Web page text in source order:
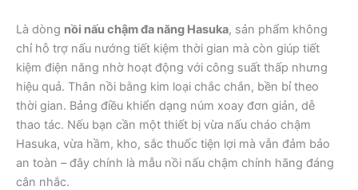
Là dòng nồi nấu chậm đa năng Hasuka, sản phẩm không
chỉ hỗ trợ nấu nướng tiết kiệm thời gian mà còn giúp tiết
kiệm điện năng nhờ hoạt động với công suất thấp nhưng
hiệu quả. Thân nồi bằng kim loại chắc chắn, bền bỉ theo
thời gian. Bảng điều khiển dạng núm xoay đơn giản, dễ
thao tác. Nếu bạn cần một thiết bị vừa nấu cháo chậm
Hasuka, vừa hầm, kho, sắc thuốc tiện lợi mà vẫn đảm bảo
an toàn – đây chính là mẫu nồi nấu chậm chính hãng đáng
cân nhắc.